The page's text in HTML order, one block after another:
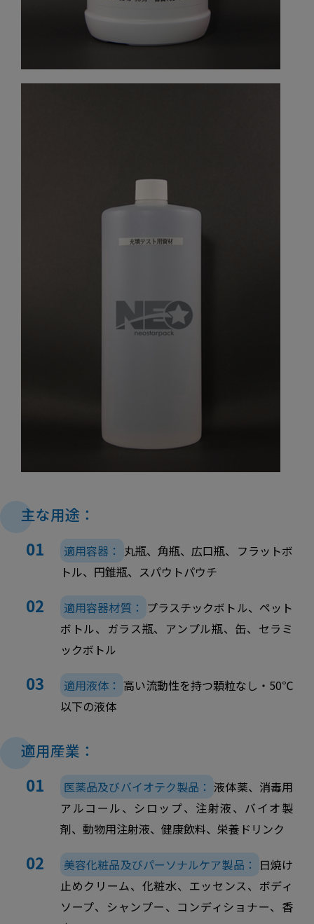
主な用途：
適用容器： 丸瓶、角瓶、広口瓶、フラットボ
トル、円錐瓶、スパウトパウチ
適用容器材質： プラスチックボトル、ペット
ボトル、ガラス瓶、アンプル瓶、缶、セラミ
ックボトル
適用液体： 高い流動性を持つ顆粒なし・50℃
以下の液体
適用産業：
医薬品及びバイオテク製品： 液体薬、消毒用
アルコール、シロップ、注射液、バイオ製
剤、動物用注射液、健康飲料、栄養ドリンク
美容化粧品及びパーソナルケア製品： 日焼け
止めクリーム、化粧水、エッセンス、ボディ
ソープ、シャンプー、コンディショナー、香